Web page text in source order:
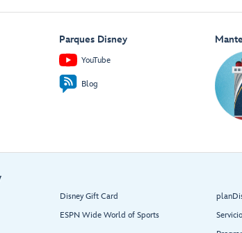
Parques Disney
YouTube
Blog
Disney Gift Card
ESPN Wide World of Sports